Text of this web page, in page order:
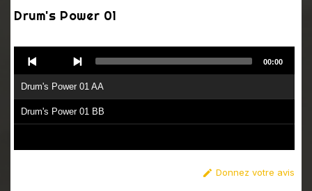
Drum's Power 01
Player
Drum's Power 01 AA
Drum's Power 01 BB
00:00
 Donnez votre avis